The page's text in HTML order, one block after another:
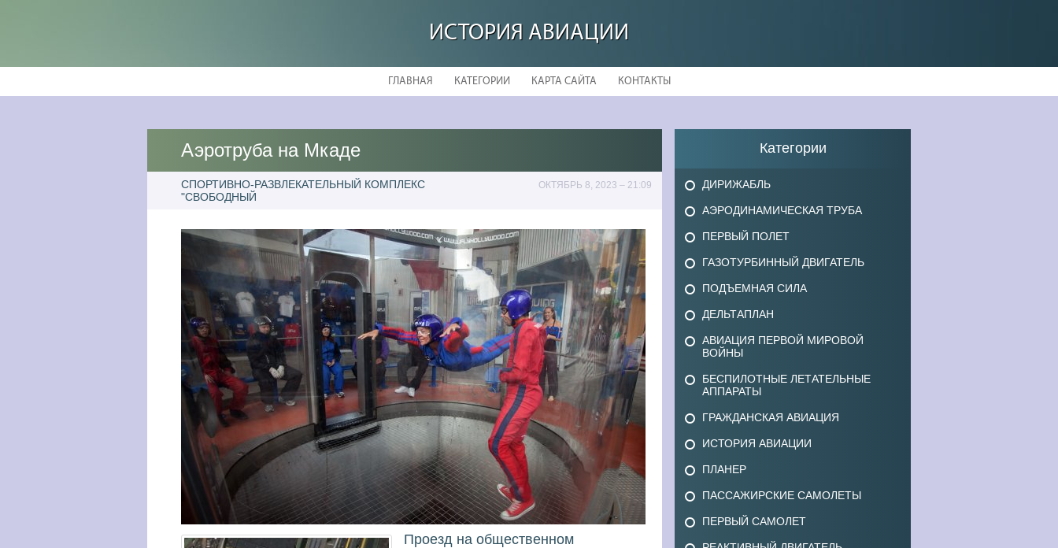
ИСТОРИЯ АВИАЦИИ
ГЛАВНАЯ КАТЕГОРИИ КАРТА САЙТА КОНТАКТЫ
Аэротруба на Мкаде
СПОРТИВНО-РАЗВЛЕКАТЕЛЬНЫЙ КОМПЛЕКС
"СВОБОДНЫЙ
ОКТЯБРЬ 8, 2023 – 21:09
Проезд на общественном
Категории
ДИРИЖАБЛЬ
АЭРОДИНАМИЧЕСКАЯ ТРУБА
ПЕРВЫЙ ПОЛЕТ
ГАЗОТУРБИННЫЙ ДВИГАТЕЛЬ
ПОДЪЕМНАЯ СИЛА
ДЕЛЬТАПЛАН
АВИАЦИЯ ПЕРВОЙ МИРОВОЙ
ВОЙНЫ
БЕСПИЛОТНЫЕ ЛЕТАТЕЛЬНЫЕ
АППАРАТЫ
ГРАЖДАНСКАЯ АВИАЦИЯ
ИСТОРИЯ АВИАЦИИ
ПЛАНЕР
ПАССАЖИРСКИЕ САМОЛЕТЫ
ПЕРВЫЙ САМОЛЕТ